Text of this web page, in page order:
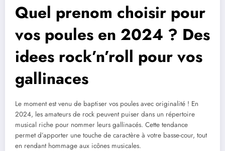
Quel prenom choisir pour
vos poules en 2024 ? Des
idees rock’n’roll pour vos
gallinaces
Le moment est venu de baptiser vos poules avec originalité ! En
2024, les amateurs de rock peuvent puiser dans un répertoire
musical riche pour nommer leurs gallinacés. Cette tendance
permet d’apporter une touche de caractère à votre basse-cour, tout
en rendant hommage aux icônes musicales.